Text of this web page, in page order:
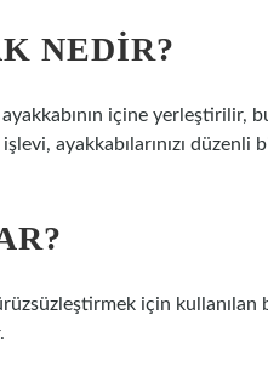
NEDIR?
içine yerleştirilir,
ayakkabılarınızı düzenli
için kullanılan